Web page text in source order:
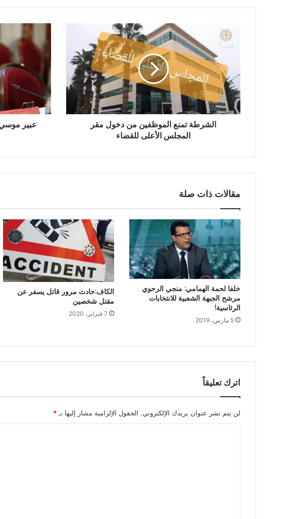
الشرطة تمنع الموظفين من دخول مقر
المجلس الأعلى للقضاء
عبير
مقالات ذات صلة
خلفا لحمة الهمامي: منجي الرحوي
مرشح الجبهة الشعبية للانتخابات
الرئاسية!
5 مارس، 2019
الكاف:حادث مرور قاتل يسفر عن
مقتل شخصين
7 فبراير، 2020
اترك تعليقاً
لن يتم نشر عنوان بريدك الإلكتروني. الحقول الإلزامية مشار إليها بـ *